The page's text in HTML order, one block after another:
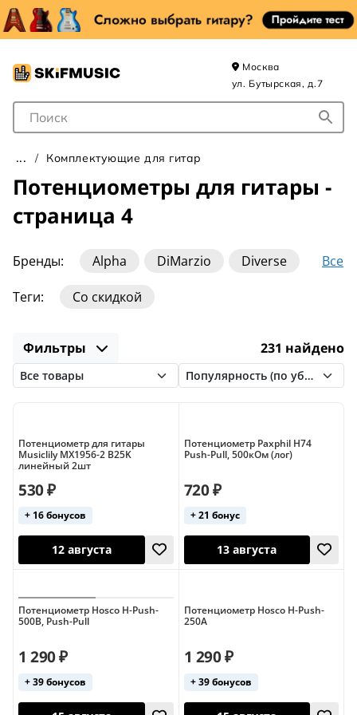
Поле для Поиска
Москва
ул. Бутырская, д.7
Комплектующие для гитар
Потенциометры для гитары -
страница 4
Бренды: Все
Alpha DiMarzio
Diverse
Fender
Теги: Со скидкой
Фильтры 231 найдено
Потенциометр для гитары
Musiclily MX1956-2 B25K
линейный 2шт
530 ₽
+ 16 бонусов
12 августа
Потенциометр Paxphil H74
Push-Pull, 500кОм (лог)
720 ₽
+ 21 бонус
13 августа
Потенциометр Hosco H-Push-
500B, Push-Pull
1 290 ₽
+ 39 бонусов
Потенциометр Hosco H-Push-
250A
1 290 ₽
+ 39 бонусов